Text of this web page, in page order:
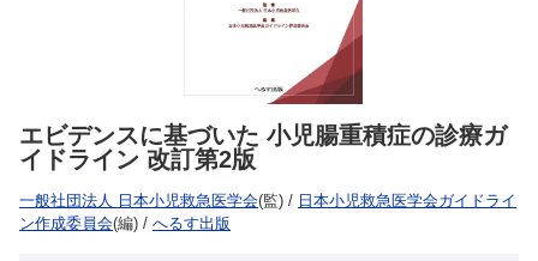
エビデンスに基づいた 小児腸重積症の診療ガ
イドライン 改訂第2版
一般社団法人 日本小児救急医学会(監) / 日本小児救急医学会ガイドライ
ン作成委員会(編) / へるす出版